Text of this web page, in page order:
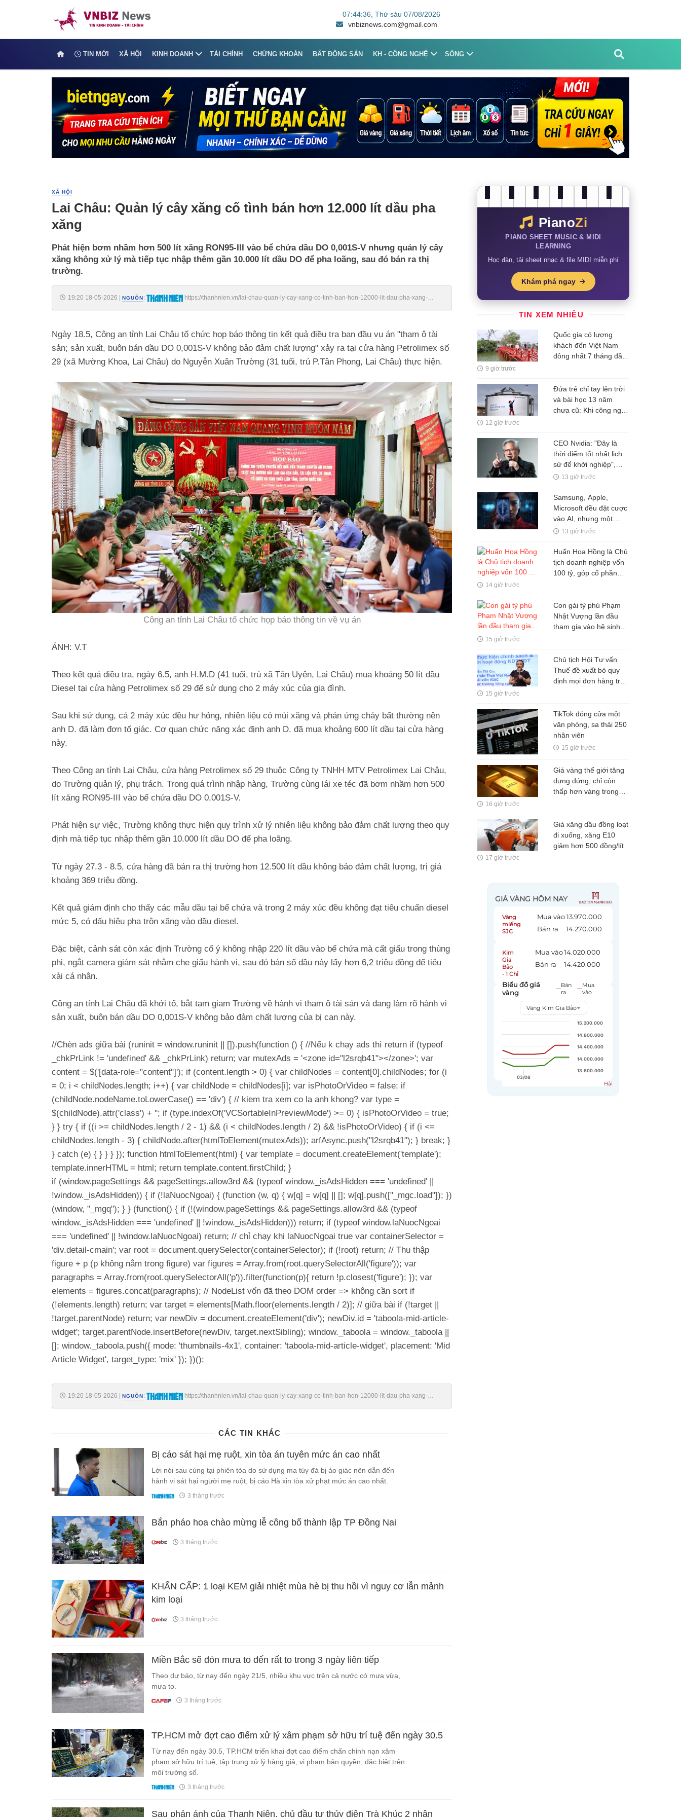
07:44:36 , Thứ sáu 07/08/2026
vnbiznews.com@gmail.com
TIN MỚI XÃ HỘI KINH DOANH TÀI CHÍNH CHỨNG KHOÁN BẤT ĐỘNG SẢN KH - CÔNG NGHỆ SỐNG
XÃ HỘI
Lai Châu: Quản lý cây xăng cố tình bán hơn 12.000 lít dầu pha
xăng
Phát hiện bơm nhầm hơn 500 lít xăng RON95-III vào bể chứa dầu DO 0,001S-V nhưng quản lý cây
xăng không xử lý mà tiếp tục nhập thêm gần 10.000 lít dầu DO để pha loãng, sau đó bán ra thị
trường.
19:20 18-05-2026 | NGUỒN:
https://thanhnien.vn/lai-chau-quan-ly-cay-xang-co-tinh-ban-hon-12000-lit-dau-pha-xang-
Ngày 18.5, Công an tỉnh Lai Châu tổ chức họp báo thông tin kết quả điều tra ban đầu vụ án "tham ô tài
sản; sản xuất, buôn bán dầu DO 0,001S-V không bảo đảm chất lượng" xảy ra tại cửa hàng Petrolimex số
29 (xã Mường Khoa, Lai Châu) do Nguyễn Xuân Trường (31 tuổi, trú P.Tân Phong, Lai Châu) thực hiện.
Công an tỉnh Lai Châu tổ chức họp báo thông tin về vụ án
ẢNH: V.T
Theo kết quả điều tra, ngày 6.5, anh H.M.D (41 tuổi, trú xã Tân Uyên, Lai Châu) mua khoảng 50 lít dầu
Diesel tại cửa hàng Petrolimex số 29 để sử dụng cho 2 máy xúc của gia đình.
Sau khi sử dụng, cả 2 máy xúc đều hư hỏng, nhiên liệu có mùi xăng và phản ứng cháy bất thường nên
anh D. đã làm đơn tố giác. Cơ quan chức năng xác định anh D. đã mua khoảng 600 lít dầu tại cửa hàng
này.
Theo Công an tỉnh Lai Châu, cửa hàng Petrolimex số 29 thuộc Công ty TNHH MTV Petrolimex Lai Châu,
do Trường quản lý, phụ trách. Trong quá trình nhập hàng, Trường cùng lái xe téc đã bơm nhầm hơn 500
lít xăng RON95-III vào bể chứa dầu DO 0,001S-V.
Phát hiện sự việc, Trường không thực hiện quy trình xử lý nhiên liệu không bảo đảm chất lượng theo quy
định mà tiếp tục nhập thêm gần 10.000 lít dầu DO để pha loãng.
Từ ngày 27.3 - 8.5, cửa hàng đã bán ra thị trường hơn 12.500 lít dầu không bảo đảm chất lượng, trị giá
khoảng 369 triệu đồng.
Kết quả giám định cho thấy các mẫu dầu tại bể chứa và trong 2 máy xúc đều không đạt tiêu chuẩn diesel
mức 5, có dấu hiệu pha trộn xăng vào dầu diesel.
Đặc biệt, cảnh sát còn xác định Trường cố ý không nhập 220 lít dầu vào bể chứa mà cất giấu trong thùng
phi, ngắt camera giám sát nhằm che giấu hành vi, sau đó bán số dầu này lấy hơn 6,2 triệu đồng để tiêu
xài cá nhân.
Công an tỉnh Lai Châu đã khởi tố, bắt tạm giam Trường về hành vi tham ô tài sản và đang làm rõ hành vi
sản xuất, buôn bán dầu DO 0,001S-V không bảo đảm chất lượng của bị can này.
//Chèn ads giữa bài (runinit = window.runinit || []).push(function () { //Nếu k chạy ads thì return if (typeof
_chkPrLink != 'undefined' && _chkPrLink) return; var mutexAds = '<zone id="l2srqb41"></zone>'; var
content = $('[data-role="content"]'); if (content.length > 0) { var childNodes = content[0].childNodes; for (i
= 0; i < childNodes.length; i++) { var childNode = childNodes[i]; var isPhotoOrVideo = false; if
(childNode.nodeName.toLowerCase() == 'div') { // kiem tra xem co la anh khong? var type =
$(childNode).attr('class') + ''; if (type.indexOf('VCSortableInPreviewMode') >= 0) { isPhotoOrVideo = true;
} } try { if ((i >= childNodes.length / 2 - 1) && (i < childNodes.length / 2) && !isPhotoOrVideo) { if (i <=
childNodes.length - 3) { childNode.after(htmlToElement(mutexAds)); arfAsync.push("l2srqb41"); } break; }
} catch (e) { } } } }); function htmlToElement(html) { var template = document.createElement('template');
template.innerHTML = html; return template.content.firstChild; }
if (window.pageSettings && pageSettings.allow3rd && (typeof window._isAdsHidden === 'undefined' ||
!window._isAdsHidden)) { if (!laNuocNgoai) { (function (w, q) { w[q] = w[q] || []; w[q].push(["_mgc.load"]); })
(window, "_mgq"); } } (function() { if (!(window.pageSettings && pageSettings.allow3rd && (typeof
window._isAdsHidden === 'undefined' || !window._isAdsHidden))) return; if (typeof window.laNuocNgoai
=== 'undefined' || !window.laNuocNgoai) return; // chỉ chạy khi laNuocNgoai true var containerSelector =
'div.detail-cmain'; var root = document.querySelector(containerSelector); if (!root) return; // Thu thập
figure + p (p không nằm trong figure) var figures = Array.from(root.querySelectorAll('figure')); var
paragraphs = Array.from(root.querySelectorAll('p')).filter(function(p){ return !p.closest('figure'); }); var
elements = figures.concat(paragraphs); // NodeList vốn đã theo DOM order => không cần sort if
(!elements.length) return; var target = elements[Math.floor(elements.length / 2)]; // giữa bài if (!target ||
!target.parentNode) return; var newDiv = document.createElement('div'); newDiv.id = 'taboola-mid-article-
widget'; target.parentNode.insertBefore(newDiv, target.nextSibling); window._taboola = window._taboola ||
[]; window._taboola.push({ mode: 'thumbnails-4x1', container: 'taboola-mid-article-widget', placement: 'Mid
Article Widget', target_type: 'mix' }); })();
19:20 18-05-2026 NGUỒN :
https://thanhnien.vn/lai-chau-quan-ly-cay-xang-co-tinh-ban-hon-12000-lit-dau-pha-xang-
CÁC TIN KHÁC
Bị cáo sát hại mẹ ruột, xin tòa án tuyên mức án cao nhất
Lời nói sau cùng tại phiên tòa do sử dụng ma túy đá bị ảo giác nên dẫn đến
hành vi sát hại người mẹ ruột, bị cáo Hà xin tòa xử phạt mức án cao nhất.
3 tháng trước
Bắn pháo hoa chào mừng lễ công bố thành lập TP Đồng Nai
3 tháng trước
KHẨN CẤP: 1 loại KEM giải nhiệt mùa hè bị thu hồi vì nguy cơ lẫn mảnh
kim loại
3 tháng trước
Miền Bắc sẽ đón mưa to đến rất to trong 3 ngày liên tiếp
Theo dự báo, từ nay đến ngày 21/5, nhiều khu vực trên cả nước có mưa vừa,
mưa to.
3 tháng trước
TP.HCM mở đợt cao điểm xử lý xâm phạm sở hữu trí tuệ đến ngày 30.5
Từ nay đến ngày 30.5, TP.HCM triển khai đợt cao điểm chấn chỉnh nạn xâm
phạm sở hữu trí tuệ, tập trung xử lý hàng giả, vi phạm bản quyền, đặc biệt trên
môi trường số.
3 tháng trước
Sau phản ánh của Thanh Niên, chủ đầu tư thủy điện Trà Khúc 2 nhận
PianoZi
PIANO SHEET MUSIC & MIDI
LEARNING
Học đàn, tải sheet nhạc & file MIDI miễn phí
Khám phá ngay
TIN XEM NHIỀU
Quốc gia có lượng
khách đến Việt Nam
đông nhất 7 tháng đầu
Ấn Độ
9 giờ trước
Đứa trẻ chỉ tay lên trời
và bài học 13 năm
chưa cũ: Khi công nghệ
12 giờ trước
CEO Nvidia: "Đây là
thời điểm tốt nhất lịch
sử để khởi nghiệp",
nhiều người thất bại chỉ
cũng hiểu nhưng ít khi
vượt qua được
13 giờ trước
Samsung, Apple,
Microsoft đều đặt cược
vào AI, nhưng một
nghịch lý đang xuất
phải lúc nào cũng dùng
13 giờ trước
Huấn Hoa Hồng là Chủ
tịch doanh nghiệp vốn
100 tỷ, góp cổ phần
14 giờ trước
Con gái tỷ phú Phạm
Nhật Vượng lần đầu
tham gia vào hệ sinh
15 giờ trước
Chủ tịch Hội Tư vấn
Thuế đề xuất bỏ quy
định mọi đơn hàng trên
15 giờ trước
TikTok đóng cửa một
văn phòng, sa thải 250
nhân viên
15 giờ trước
Giá vàng thế giới tăng
dựng đứng, chỉ còn
thấp hơn vàng trong
16 giờ trước
Giá xăng dầu đồng loạt
đi xuống, xăng E10
giảm hơn 500 đồng/lít
17 giờ trước